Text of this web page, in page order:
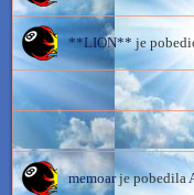
**LION**je
memoarje pobedila